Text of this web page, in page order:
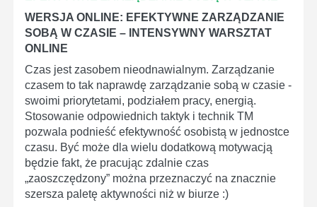
WERSJA ONLINE: EFEKTYWNE ZARZĄDZANIE
SOBĄ W CZASIE – INTENSYWNY WARSZTAT
ONLINE
Czas jest zasobem nieodnawialnym. Zarządzanie
czasem to tak naprawdę zarządzanie sobą w czasie -
swoimi priorytetami, podziałem pracy, energią.
Stosowanie odpowiednich taktyk i technik TM
pozwala podnieść efektywność osobistą w jednostce
czasu. Być może dla wielu dodatkową motywacją
będzie fakt, że pracując zdalnie czas
„zaoszczędzony” można przeznaczyć na znacznie
szersza paletę aktywności niż w biurze :)